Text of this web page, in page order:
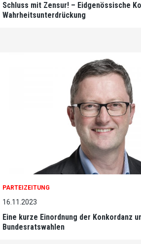
Schluss mit Zensur! – Eidgenössische
Wahrheitsunterdrückung
PARTEIZEITUNG
16.11.2023
Eine kurze Einordnung der Konkordanz
Bundesratswahlen